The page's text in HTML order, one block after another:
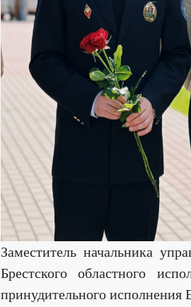
Заместитель начальника
Брестского областного
принудительного исполнения